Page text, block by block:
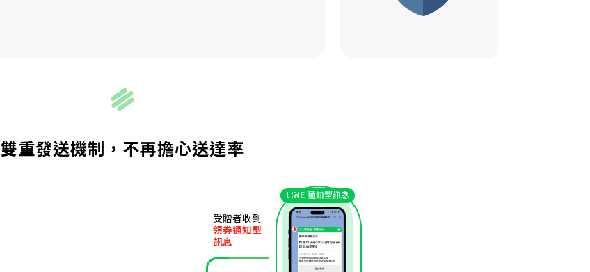
雙重發送機制，不再擔心送達率
受贈者收到
領券通知型
訊息
LINE 通知型訊息